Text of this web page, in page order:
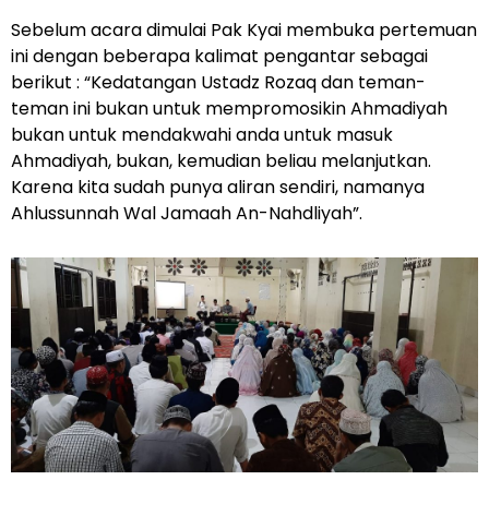
Sebelum acara dimulai Pak Kyai membuka pertemuan
ini dengan beberapa kalimat pengantar sebagai
berikut : “Kedatangan Ustadz Rozaq dan teman-
teman ini bukan untuk mempromosikin Ahmadiyah
bukan untuk mendakwahi anda untuk masuk
Ahmadiyah, bukan, kemudian beliau melanjutkan.
Karena kita sudah punya aliran sendiri, namanya
Ahlussunnah Wal Jamaah An-Nahdliyah”.